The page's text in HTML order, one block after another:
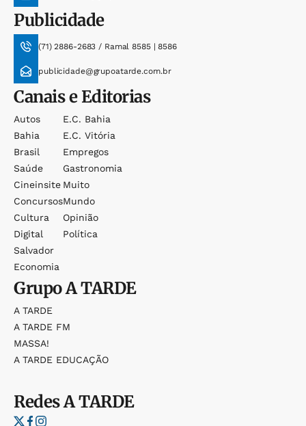
Publicidade
(71) 2886-2683 / Ramal 8585 | 8586
publicidade@grupoatarde.com.br
Canais e Editorias
Autos
Bahia
Brasil
Saúde
Cineinsite
Concursos
Cultura
Digital
Salvador
Economia
E.c. Bahia
E.c. Vitória
Empregos
Gastronomia
Muito
Mundo
Opinião
Política
GrupoA TARDE
A TARDE
A TARDE FM
MASSA!
A TARDE EDUCAÇÃO
RedesA TARDE